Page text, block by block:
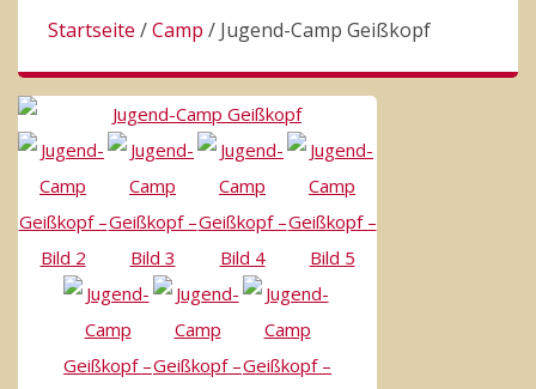
Startseite /Camp / Jugend-Camp Geißkopf